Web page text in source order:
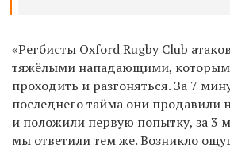
«Регбисты OxfordRugby Club
тяжёлыми нападающими,
проходить и разгоняться. За 7
последнего тайма они продавили
и положили первую попытку, за 3
мы ответили тем же. Возникло